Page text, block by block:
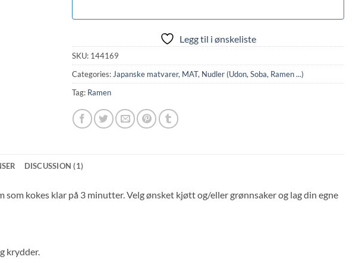
Legg til i ønskeliste
SKU: 144169
Categories:Japanske matvarer, MAT, Nudler (Udon, Soba, Ramen ...)
Tag: Ramen
DISCUSSION (1)
som kokes klar på 3 minutter. Velg ønsket kjøtt og/eller grønnsaker og lag din egne
krydder.